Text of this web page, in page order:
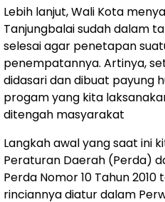
Lebih lanjut, Wali Kota
Tanjungbalai sudah dalam
selesai agar penetapan
penempatannya. Artinya,
didasari dan dibuat payung
progam yang kita
ditengah masyarakat
Langkah awal yang saat ini
Peraturan Daerah (Perda)
Perda Nomor 10 Tahun
rinciannya diatur dalam